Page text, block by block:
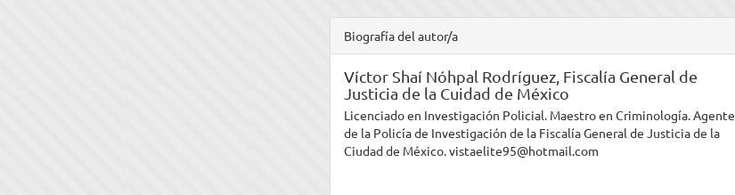
Biografía del autor/a
Víctor Shaí Nóhpal Rodríguez, Fiscalía General de
Justicia de la Cuidad de México
Licenciado en Investigación Policial. Maestro en Criminología. Agente
de la Policía de Investigación de la Fiscalía General de Justicia de la
Ciudad de México. vistaelite95@hotmail.com